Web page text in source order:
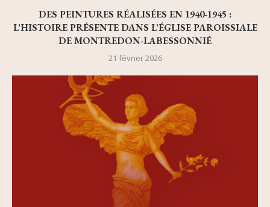
DES PEINTURES RÉALISÉES EN 1940-1945 :
L’HISTOIRE PRÉSENTE DANS L’ÉGLISE PAROISSIALE
DE MONTREDON-LABESSONNIÉ
21 février 2026